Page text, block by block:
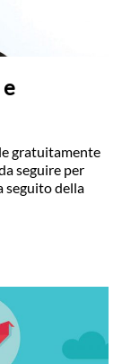
gratuitamente
seguire per
seguito della